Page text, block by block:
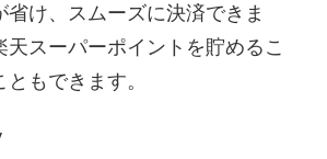
省け、スムーズに決済できま
天スーパーポイントを貯めるこ
もできます。